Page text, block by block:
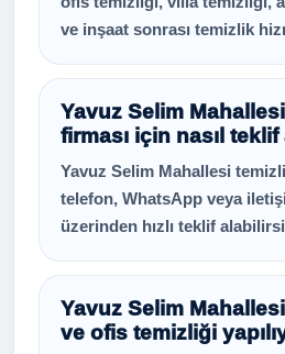
ve inşaat sonrası temizlik
Yavuz Selim
firması için nasıl
Yavuz Selim Mahallesi
telefon, WhatsApp veya
üzerinden hızlı teklif
Yavuz Selim
ve ofis temizliği